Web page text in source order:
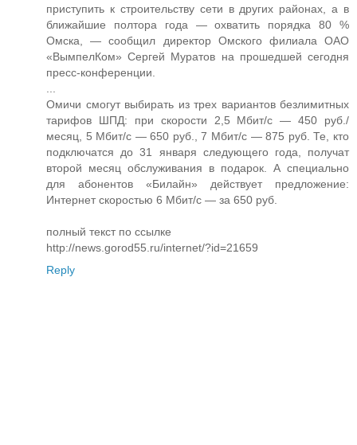
приступить к строительству сети в других районах, а в
ближайшие полтора года — охватить порядка 80 %
Омска, — сообщил директор Омского филиала ОАО
«ВымпелКом» Сергей Муратов на прошедшей сегодня
пресс-конференции.
Омичи смогут выбирать из трех вариантов безлимитных
тарифов ШПД: при скорости 2,5 Мбит/с — 450 руб./
месяц, 5 Мбит/с — 650 руб., 7 Мбит/с — 875 руб. Те, кто
подключатся до 31 января следующего года, получат
второй месяц обслуживания в подарок. А специально
для абонентов «Билайн» действует предложение:
Интернет скоростью 6 Мбит/с — за 650 руб.
полный текст по ссылке
http://news.gorod55.ru/internet/?id=21659
Reply